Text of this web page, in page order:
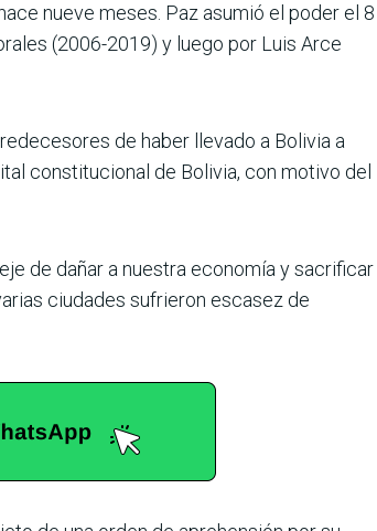
nueve meses. Paz asumió el poder el 8
(2006-2019) y luego por Luis Arce
de haber llevado a Bolivia a
constitucional de Bolivia, con motivo del
de dañar a nuestra economía y sacrificar
ciudades sufrieron escasez de